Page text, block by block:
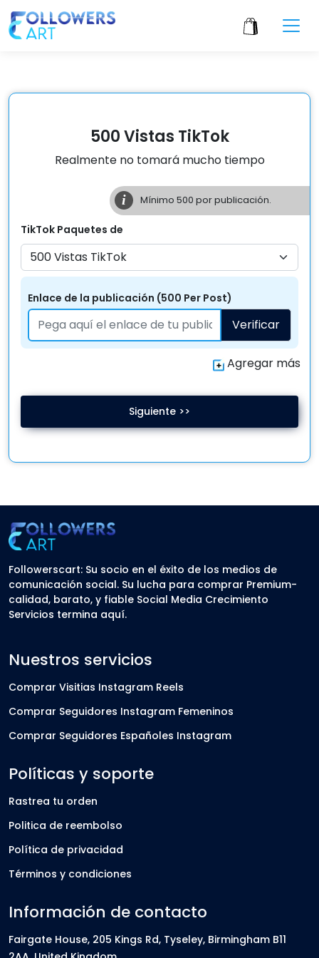
500 Vistas TikTok
Realmente no tomará mucho tiempo
i Mínimo 500 por publicación.
TikTok Paquetes de
Enlace de la publicación (500 Per Post)
Verificar
Agregar más
Siguiente >>
Followerscart: Su socio en el éxito de los medios de
comunicación social. Su lucha para comprar Premium-
calidad, barato, y fiable Social Media Crecimiento
Servicios termina aquí.
Nuestros servicios
Comprar Visitias Instagram Reels
Comprar Seguidores Instagram Femeninos
Comprar Seguidores Españoles Instagram
Políticas y soporte
Rastrea tu orden
Politica de reembolso
Política de privacidad
Términos y condiciones
Información de contacto
Fairgate House, 205 Kings Rd, Tyseley, Birmingham B11